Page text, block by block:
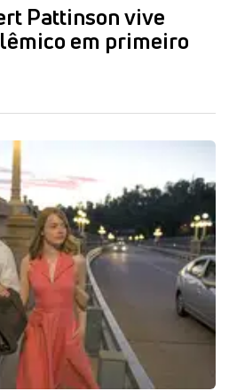
Pattinson vive
em primeiro